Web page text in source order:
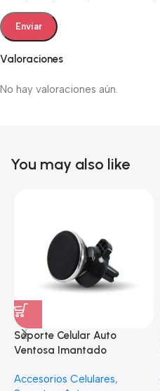
Valoraciones
No hay valoraciones aún.
You may also like
Soporte Celular Auto
Ventosa Imantado
Accesorios Celulares,